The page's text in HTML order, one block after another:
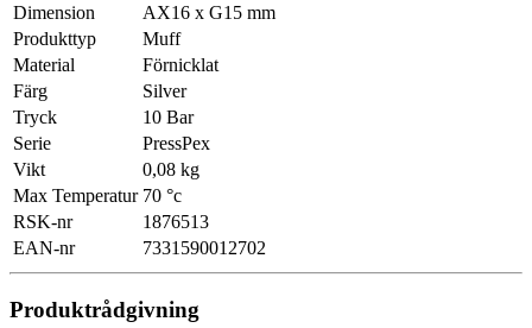
Dimension
AX16 x G15 mm
Produkttyp
Muff
Material
Förnicklat
Färg
Silver
Tryck
10 Bar
Serie
PressPex
Vikt
0,08 kg
Max Temperatur 70 °c
RSK-nr
1876513
EAN-nr
7331590012702
Produktrådgivning